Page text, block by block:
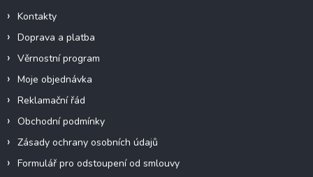
Kontakty
Doprava a platba
Věrnostní program
Moje objednávka
Reklamační řád
Obchodní podmínky
Zásady ochrany osobních údajů
Formulář pro odstoupení od smlouvy